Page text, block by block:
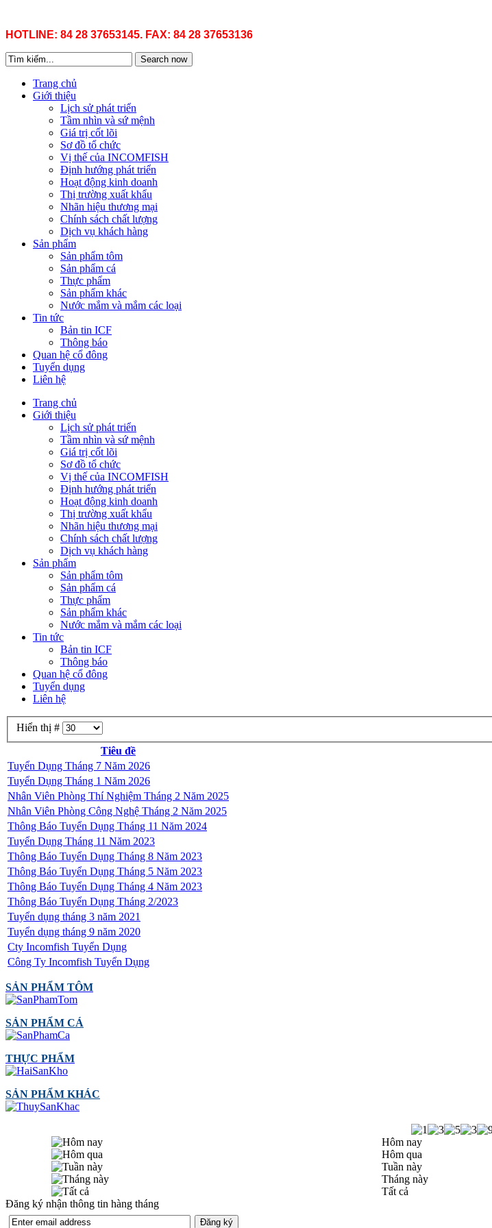
HOTLINE: 84 28 37653145. FAX: 84 28 37653136
Search now
Trang chủ
Giới thiệu
Lịch sử phát triển
Tầm nhìn và sứ mệnh
Giá trị cốt lõi
Sơ đồ tổ chức
Vị thế của INCOMFISH
Định hướng phát triển
Hoạt động kinh doanh
Thị trường xuất khẩu
Nhãn hiệu thương mại
Chính sách chất lượng
Dịch vụ khách hàng
Sản phẩm
Sản phẩm tôm
Sản phẩm cá
Thực phẩm
Sản phẩm khác
Nước mắm và mắm các loại
Tin tức
Bản tin ICF
Thông báo
Quan hệ cổ đông
Tuyển dụng
Liên hệ
Trang chủ
Giới thiệu
Lịch sử phát triển
Tầm nhìn và sứ mệnh
Giá trị cốt lõi
Sơ đồ tổ chức
Vị thế của INCOMFISH
Định hướng phát triển
Hoạt động kinh doanh
Thị trường xuất khẩu
Nhãn hiệu thương mại
Chính sách chất lượng
Dịch vụ khách hàng
Sản phẩm
Sản phẩm tôm
Sản phẩm cá
Thực phẩm
Sản phẩm khác
Nước mắm và mắm các loại
Tin tức
Bản tin ICF
Thông báo
Quan hệ cổ đông
Tuyển dụng
Liên hệ
Hiển thị #
Tiêu đề
Tuyển Dụng Tháng 7 Năm 2026
Tuyển Dụng Tháng 1 Năm 2026
Nhân Viên Phòng Thí Nghiệm Tháng 2 Năm 2025
Nhân Viên Phòng Công Nghệ Tháng 2 Năm 2025
Thông Báo Tuyển Dụng Tháng 11 Năm 2024
Tuyển Dụng Tháng 11 Năm 2023
Thông Báo Tuyển Dụng Tháng 8 Năm 2023
Thông Báo Tuyển Dụng Tháng 5 Năm 2023
Thông Báo Tuyển Dụng Tháng 4 Năm 2023
Thông Báo Tuyển Dụng Tháng 2/2023
Tuyển dụng tháng 3 năm 2021
Tuyển dụng tháng 9 năm 2020
Cty Incomfish Tuyển Dụng
Công Ty Incomfish Tuyển Dụng
SẢN PHẨM TÔM
SẢN PHẨM CÁ
THỰC PHẨM
SẢN PHẨM KHÁC
Hôm nay
Hôm qua
Tuần này
Tháng này
Tất cả
Đăng ký nhận thông tin hàng tháng